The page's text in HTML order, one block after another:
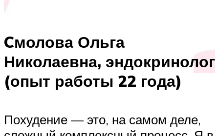
Cмолова Ольга
Николаевна, эндокринолог
(опыт работы 22 года)
Похудение — это, на самом деле,